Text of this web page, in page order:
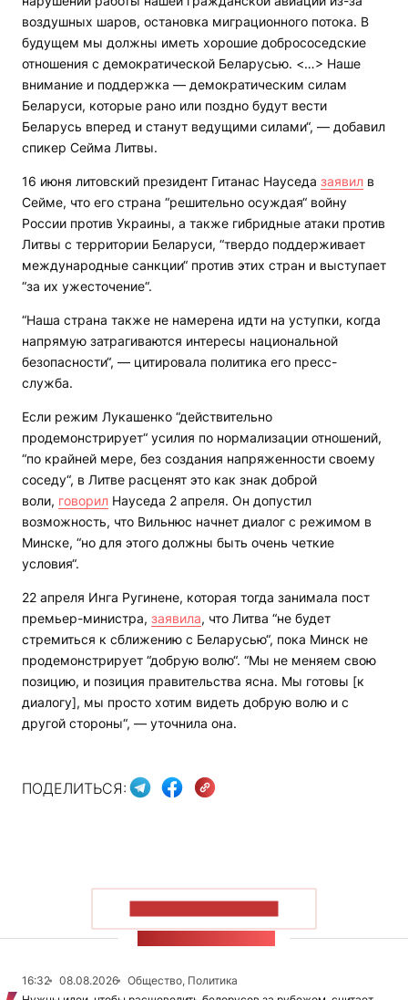
воздушных шаров, остановка миграционного потока. В
будущем мы должны иметь хорошие добрососедские
отношения с демократической Беларусью. <…> Наше
внимание и поддержка — демократическим силам
Беларуси, которые рано или поздно будут вести
Беларусь вперед и станут ведущими силами“, — добавил
спикер Сейма Литвы.
16 июня литовский президент Гитанас Науседа заявил в
Сейме, что его страна “решительно осуждая“ войну
России против Украины, а также гибридные атаки против
Литвы с территории Беларуси, “твердо поддерживает
международные санкции“ против этих стран и выступает
“за их ужесточение“.
“Наша страна также не намерена идти на уступки, когда
напрямую затрагиваются интересы национальной
безопасности“, — цитировала политика его пресс-
служба.
Если режим Лукашенко “действительно
продемонстрирует“ усилия по нормализации отношений,
“по крайней мере, без создания напряженности своему
соседу“, в Литве расценят это как знак доброй
воли, говорил Науседа 2 апреля. Он допустил
возможность, что Вильнюс начнет диалог с режимом в
Минске, “но для этого должны быть очень четкие
условия“.
22 апреля Инга Ругинене, которая тогда занимала пост
премьер-министра, заявила, что Литва “не будет
стремиться к сближению с Беларусью“, пока Минск не
продемонстрирует “добрую волю“. “Мы не меняем свою
позицию, и позиция правительства ясна. Мы готовы [к
диалогу], мы просто хотим видеть добрую волю и с
другой стороны“, — уточнила она.
ПОДЕЛИТЬСЯ:
16:32 08.08.2026
Общество, Политика